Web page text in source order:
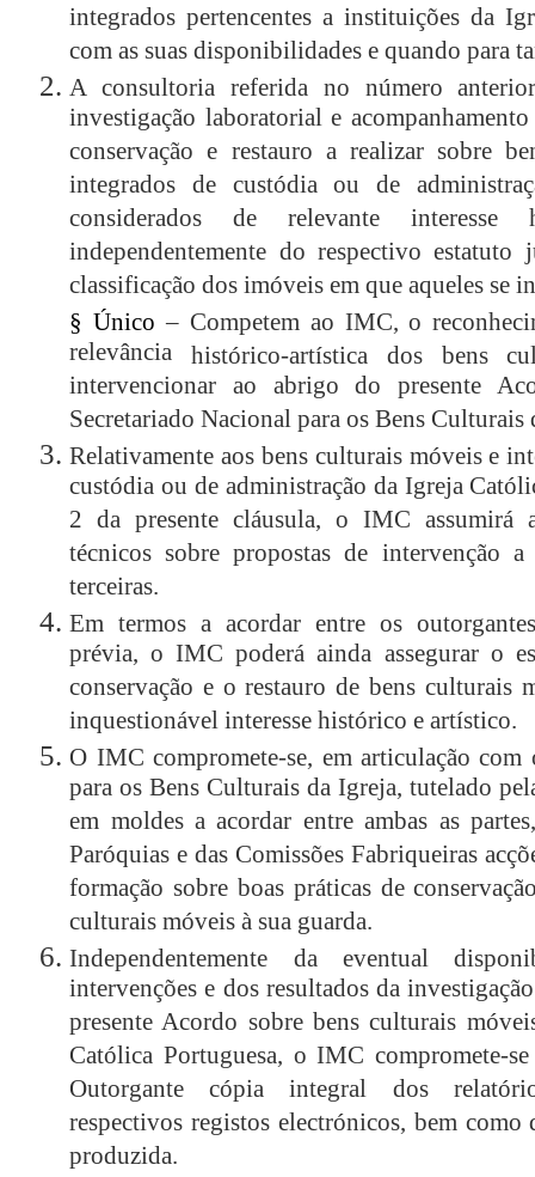
integrados pertencentes a instituições da
com as suas disponibilidades e quando para
A consultoria referida no número
investigação laboratorial e
conservação e restauro a realizar sobre
integrados de custódia ou de
considerados de relevante
independentemente do respectivo
classificação dos imóveis em que aqueles se
§ Único– Competem ao IMC, o
relevância histórico-artística dos bens
intervencionar ao abrigo do presente
Secretariado Nacional para os Bens Culturais
Relativamente aos bens culturais móveis e
custódia ou de administração da Igreja
2 da presente cláusula, o IMC assumirá
técnicos sobre propostas de intervenção
terceiras.
Em termos a acordar entre os
prévia, o IMC poderá ainda assegurar o
conservação e o restauro de bens culturais
inquestionável interesse histórico e artístico.
O IMC compromete-se, em articulação com
para os Bens Culturais da Igreja, tutelado
em moldes a acordar entre ambas as
Paróquias e das Comissões Fabriqueiras
formação sobre boas práticas de
culturais móveis à sua guarda.
Independentemente da eventual
intervenções e dos resultados da
presente Acordo sobre bens culturais
Católica Portuguesa, o IMC compromete-
Outorgante cópia integral dos
respectivos registos electrónicos, bem como
produzida.